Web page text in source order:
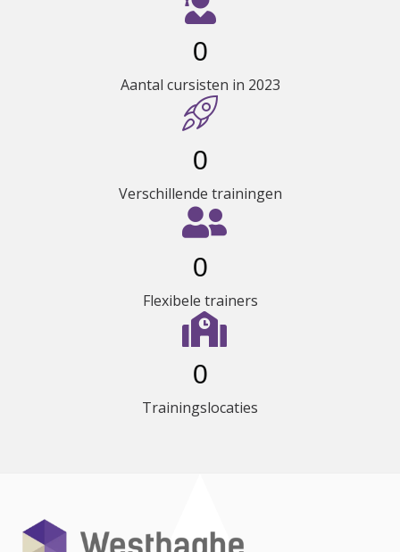
0
Aantal cursisten in 2023
0
Verschillende trainingen
0
Flexibele trainers
0
Trainingslocaties